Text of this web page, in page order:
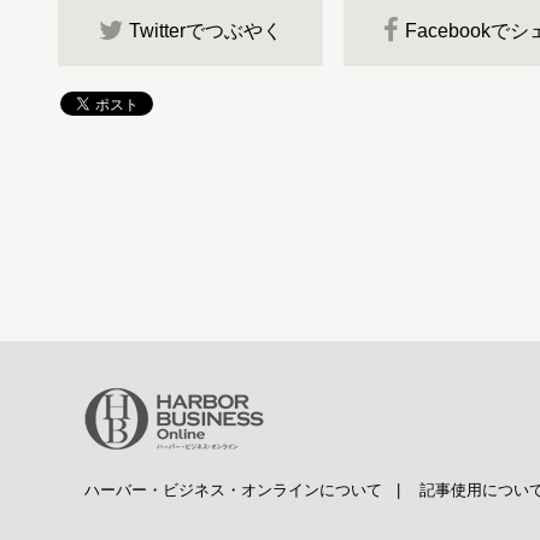
Twitterでつぶやく Facebookでシ
ハーバー・ビジネス・オンラインについて 記事使用につい